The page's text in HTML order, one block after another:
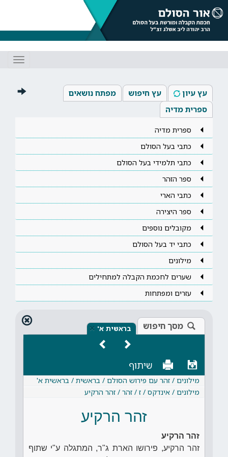
עץ עיון עץ חיפוש
מפתח נושאים
ספרית מדיה
ספרית מדיה
כתבי בעל הסולם
כתבי תלמידי בעל הסולם
ספר הזהר
כתבי הארי
ספר היצירה
מקובלים נוספים
כתבי יד בעל הסולם
מילונים
שערים לחכמת הקבלה למתחילים
עזרים ומפתחות
מסך חיפוש בראשית א' ×
שיתוף
מילונים / זהר עם פירוש הסולם / בראשית / בראשית א'
מילונים / אינדקס / ז / זהר / זהר הרקיע
זהר הרקיע
זהר הרקיע
זהר הרקיע, פירושו הארת ג"ר, המתגלה ע"י שתוף